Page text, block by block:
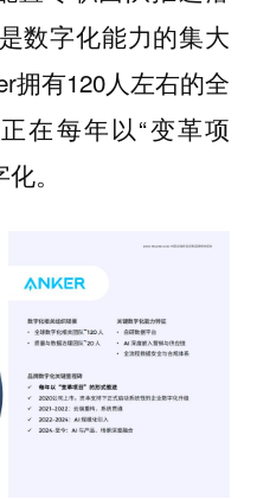
数字化能力的集大
拥有120人左右的全
在每年以“变革项
。